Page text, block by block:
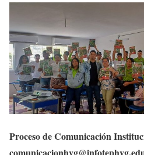
Proceso de Comunicación